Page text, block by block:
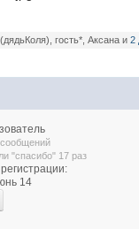
гость*, Аксана и 2
"спасибо" 17 раз
14